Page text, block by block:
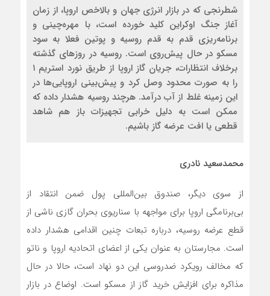
شطرنجی که در بازار انرژی جهان و بالاخص اروپا، از زمان
آغاز جنگ اوکراین کلید خورده است، با مهره‌چینی و
برنامه‌ریزی قدم به قدم روسیه و پوتین فعلا به سود
مسکو در حال پیش‌روی است. روسیه در روزهای گذشته
برخلاف انتظارات، جریان گاز اروپا از طریق نورد استریم ۱
را به صورت محدود وصل کرد و پیش‌بینی اروپایی‌ها در
این زمینه غلط از آب درآمد. هرچند روسیه هشدار داده که
ممکن است به دلیل خرابی تجهیزات باز هم شاهد
قطعی یا افت عرضه گاز باشیم.
محمد‌سعید نادری
از سوی دیگر، صندوق بین‌المللی پول ضمن انتقاد از
بی‌برنامگی اروپا برای مواجهه با سناریوی بحران گازی ناشی از
قطع عرضه روسیه، درباره تبعات چنین اقدامی هشدار داده
است. مجارستان به عنوان یکی از اعضای اتحادیه اروپا و ناتو
که مخالف رویکرد ضدروسی این دو نهاد است، حالا در حال
مذاکره برای افزایش خرید گاز از مسکو است. اوضاع در بازار